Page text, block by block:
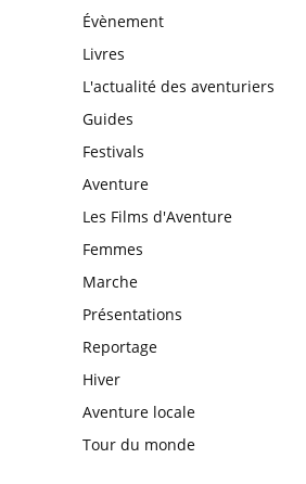
Évènement
Livres
L'actualité des aventuriers
Guides
Festivals
Aventure
Les Films d'Aventure
Femmes
Marche
Présentations
Reportage
Hiver
Aventure locale
Tour du monde